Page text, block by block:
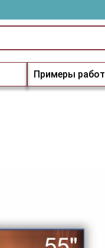
Примеры работ